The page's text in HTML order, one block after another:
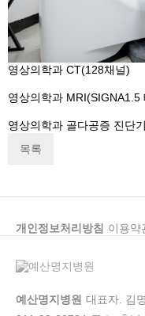
영상의학과 CT(128채널)
영상의학과 MRI(SIGNA1.5
영상의학과 골다공증 진단기
목록
개인정보처리방침 이용약
예산명지병원 대표자. 김